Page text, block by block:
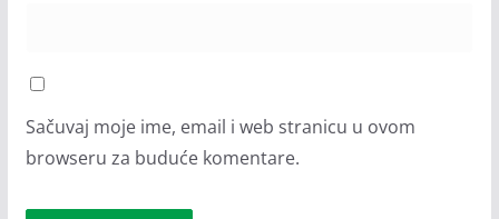
Sačuvaj moje ime, email i web stranicu u ovom
browseru za buduće komentare.